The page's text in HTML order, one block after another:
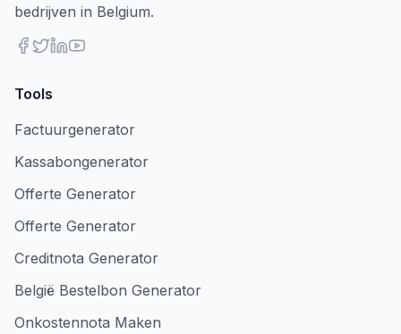
bedrijven in Belgium.
Tools
Factuurgenerator
Kassabongenerator
Offerte Generator
Offerte Generator
Creditnota Generator
België Bestelbon Generator
Onkostennota Maken